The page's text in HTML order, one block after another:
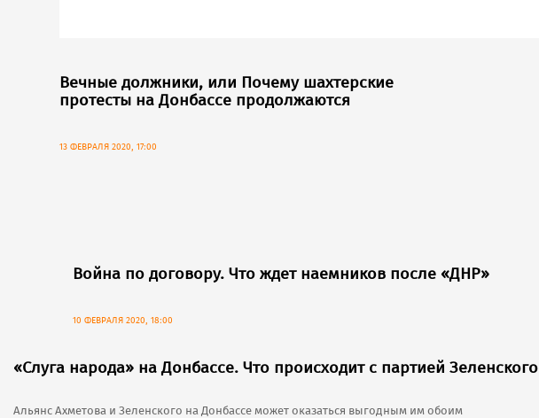
Вечные должники, или Почему шахтерские
протесты на Донбассе продолжаются
13 ФЕВРАЛЯ 2020, 17:00
Война по договору. Что ждет наемников после «ДНР»
10 ФЕВРАЛЯ 2020, 18:00
«Слуга народа» на Донбассе. Что происходит с партией Зеленского
Альянс Ахметова и Зеленского на Донбассе может оказаться выгодным им обоим